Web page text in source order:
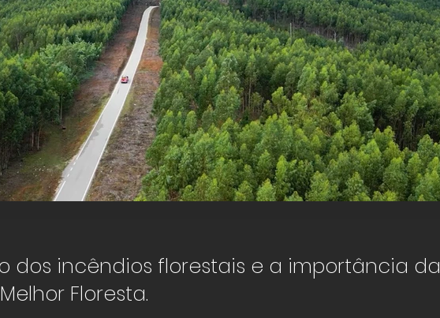
Click here
dos incêndios florestais e a importância da
Floresta.